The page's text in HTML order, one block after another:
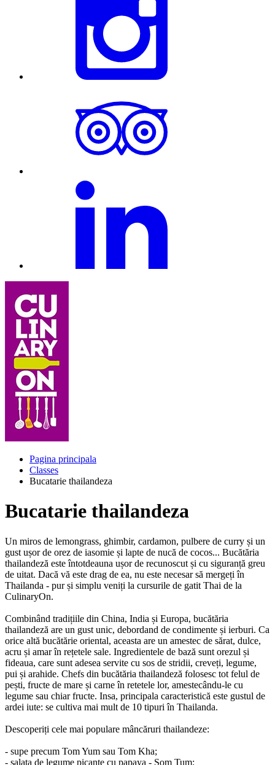
Pagina principala
Classes
Bucatarie thailandeza
Bucatarie thailandeza
Un miros de lemongrass, ghimbir, cardamon, pulbere de curry și un
gust ușor de orez de iasomie și lapte de nucă de cocos... Bucătăria
thailandeză este întotdeauna ușor de recunoscut și cu siguranță greu
de uitat. Dacă vă este drag de ea, nu este necesar să mergeți în
Thailanda - pur și simplu veniți la cursurile de gatit Thai de la
CulinaryOn.
Combinând tradițiile din China, India și Europa, bucătăria
thailandeză are un gust unic, debordand de condimente și ierburi. Ca
orice altă bucătărie oriental, aceasta are un amestec de sărat, dulce,
acru și amar în rețetele sale. Ingredientele de bază sunt orezul și
fideaua, care sunt adesea servite cu sos de stridii, creveți, legume,
pui și arahide. Chefs din bucătăria thailandeză folosesc tot felul de
pești, fructe de mare și carne în retetele lor, amestecându-le cu
legume sau chiar fructe. Insa, principala caracteristică este gustul de
ardei iute: se cultiva mai mult de 10 tipuri în Thailanda.
Descoperiți cele mai populare mâncăruri thailandeze:
- supe precum Tom Yum sau Tom Kha;
- salata de legume picante cu papaya - Som Tum;